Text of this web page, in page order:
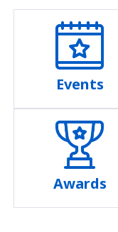
Events
Awards